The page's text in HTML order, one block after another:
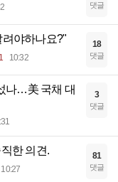
댓글
야하나요?"
10:32
18
댓글
나…美 국채 대
3
댓글
한 의견.
10:27
81
댓글